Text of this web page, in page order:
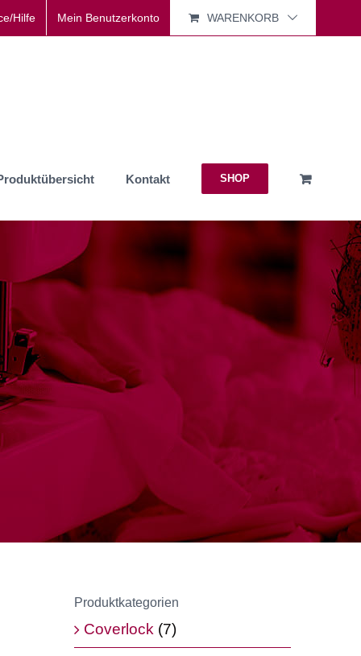
Hilfe Mein Benutzerkonto WARENKORB
Kontakt SHOP
Produktkategorien
Coverlock (7)